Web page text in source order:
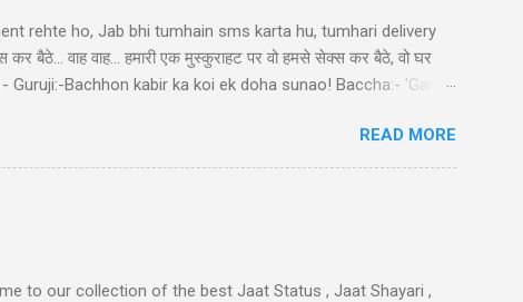
rehte ho, Jab bhi tumhain sms karta hu, tumhari delivery
बैठे... वाह वाह... हमारी एक मुस्कुराहट पर वो हमसे सेक्स कर बैठे, वो घर
- Guruji:-Bachhon kabir ka koi ek doha sunao! Baccha:- 'Ganga
baratan mera,dudh mera thodasa nimbu kya nichod diya,
इतने भी गरीब नहीं कि... तुम आरजू तो करो मोहब्बत की, हम इतने भी गरीब
jiya nahi karte, Gum k pyalo ko piya nahi ka...
READ MORE
to our collection of the best Jaat Status , Jaat Shayari ,